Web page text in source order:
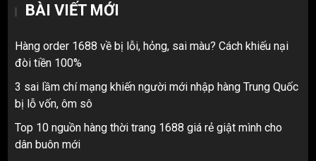
BÀI VIẾT MỚI
Hàng order 1688 về bị lỗi, hỏng, sai màu? Cách khiếu nại
đòi tiền 100%
3 sai lầm chí mạng khiến người mới nhập hàng Trung Quốc
bị lỗ vốn, ôm sô
Top 10 nguồn hàng thời trang 1688 giá rẻ giật mình cho
dân buôn mới